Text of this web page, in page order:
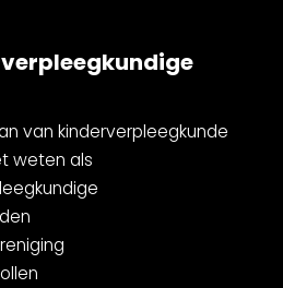
van kinderverpleegkunde
weten als